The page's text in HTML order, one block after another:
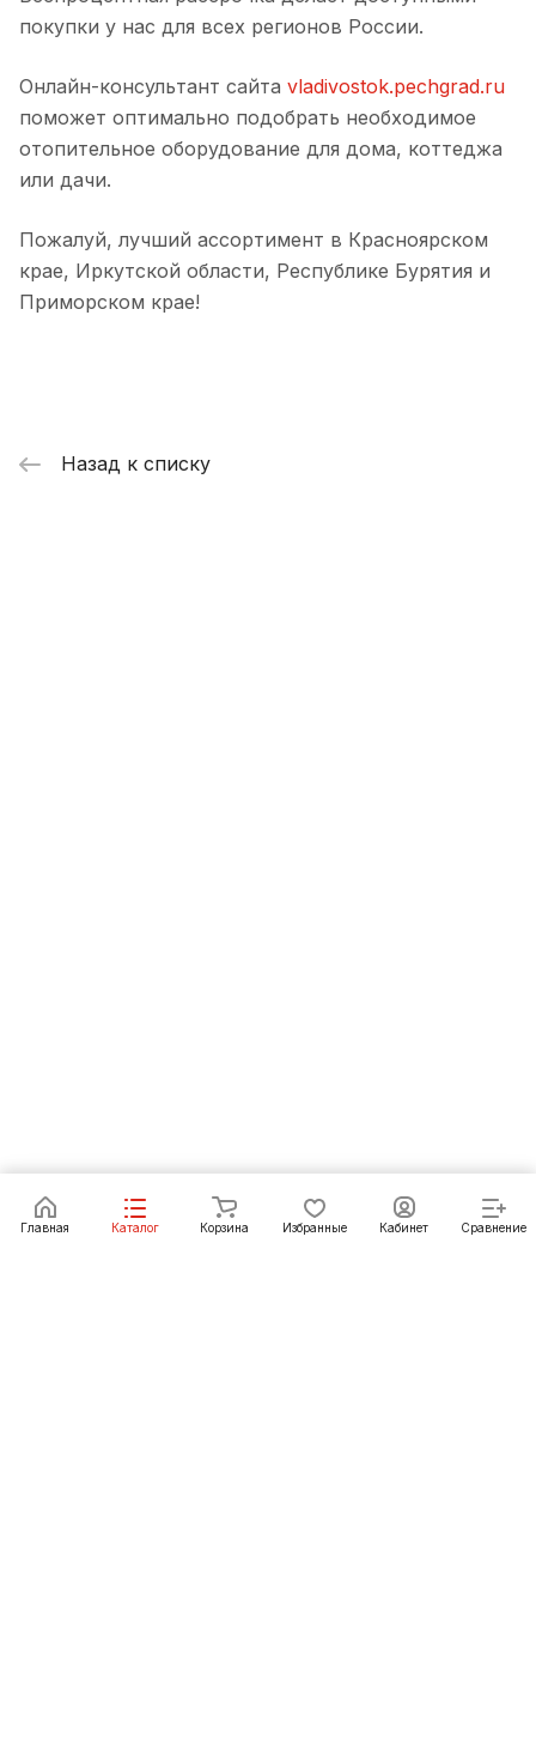
В корзину
покупки у нас для всех регионов России.
Онлайн-консультант сайта vladivostok.pechgrad.ru
поможет оптимально подобрать необходимое
отопительное оборудование для дома, коттеджа
или дачи.
Пожалуй, лучший ассортимент в Красноярском
крае, Иркутской области, Республике Бурятия и
Приморском крае!
Назад к списку
Главная Каталог Корзина Избранные Кабинет Сравнение